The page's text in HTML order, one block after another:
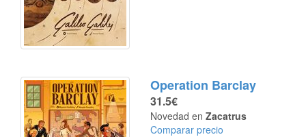
Operation Barclay
31.5€
Novedad en Zacatrus
Comparar precio